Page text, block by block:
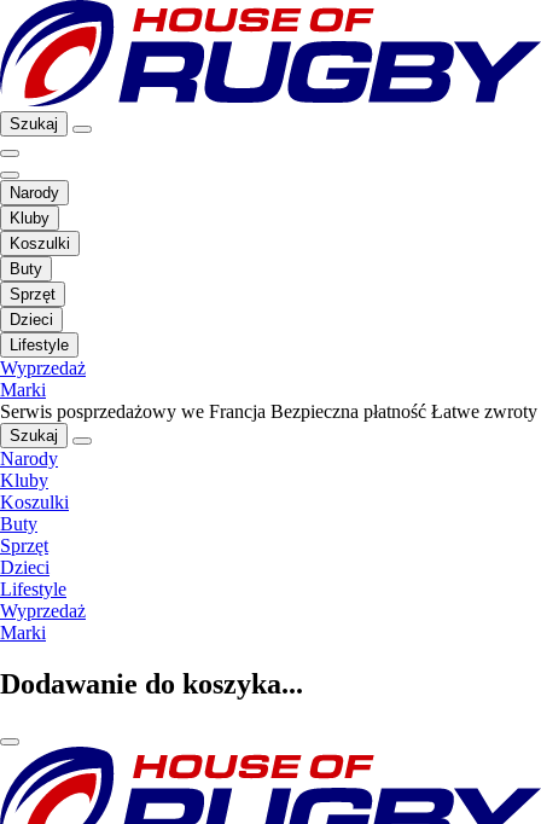
Szukaj
Narody
Kluby
Koszulki
Buty
Sprzęt
Dzieci
Lifestyle
Wyprzedaż
Marki
Serwis posprzedażowy we Francja Bezpieczna płatność Łatwe zwroty
Szukaj
Narody
Kluby
Koszulki
Buty
Sprzęt
Dzieci
Lifestyle
Wyprzedaż
Marki
Dodawanie do koszyka...